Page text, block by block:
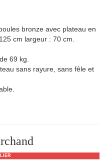
bronze avec plateau en
cm largeur : 70 cm.
69 kg.
sans rayure, sans fêle et